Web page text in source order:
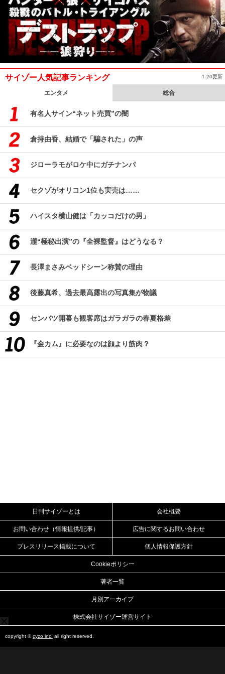
サイゾー人気記事ランキング 1:20更新
エンタメ 総合
有名人サイン“ネット売買”の闇
倉持由香、結婚で「騙された」の声
ジローラモがロケ中にガチナンパ
セクゾがオリコン1位も実売は……
ハイスタ横山健は「カッコだけの男」
瀧“極秘出演”の『全裸監督』はどうなる？
長澤まさみベッドシーン称賛の理由
後藤真希、過去最高露出の写真集が物議
センバツ開幕も観客席はガラガラの春夏格差
『金カム』に必要なのは顔より筋肉？
日刊サイゾーとは 会社概要
お問い合わせ（情報提供/記事） 広告に関するお問い合わせ
プレスリリース掲載について 個人情報保護方針
Cookieポリシー
著者一覧
月別アーカイブ
株式会社サイゾー運営サイト
copyright ©cyzo inc. all right reserved.